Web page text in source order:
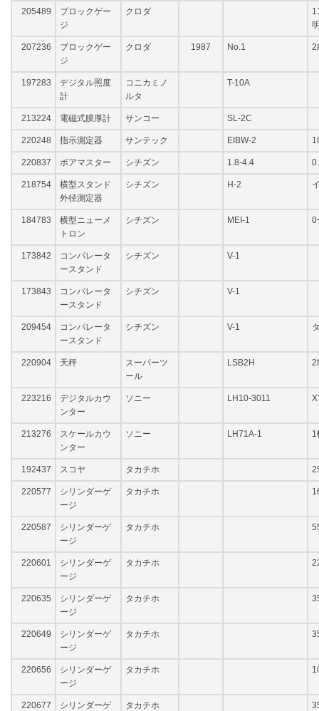
205489
ブロックゲー
ジ
クロダ
207236
ブロックゲー
ジ
クロダ 1987 No.1 2
197283
デジタル照度
計
コニカミノ
ルタ
T-10A
213224 電磁式膜厚計 サンコー SL-2C
220248 指示測定器 サンテック EIBW-2
220837 ボアマスター シチズン 1.8-4.4
218754
横型スタンド
外径測定器
シチズン H-2
184783
横型ニューメ
トロン
シチズン MEI-1 0
173842
コンパレータ
ースタンド
シチズン V-1
173843
コンパレータ
ースタンド
シチズン V-1
209454
コンパレータ
ースタンド
シチズン V-1
220904 天秤
スーパーツ
ール
LSB2H
223216
デジタルカウ
ンター
ソニー LH10-3011
213276
スケールカウ
ンター
ソニー LH71A-1 1
192437 スコヤ タカチホ
220577
シリンダーゲ
ージ
タカチホ
220587
シリンダーゲ
ージ
タカチホ
220601
シリンダーゲ
ージ
タカチホ
220635
シリンダーゲ
ージ
タカチホ
220649
シリンダーゲ
ージ
タカチホ
220656
シリンダーゲ
ージ
タカチホ
220677
シリンダーゲ
タカチホ